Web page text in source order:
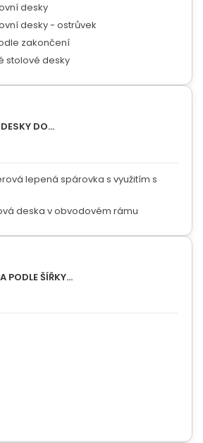
desky
desky - ostrůvek
zakončení
stolové desky
DO...
lepená spárovka s využitím s
deska v obvodovém rámu
PODLE ŠÍŘKY...